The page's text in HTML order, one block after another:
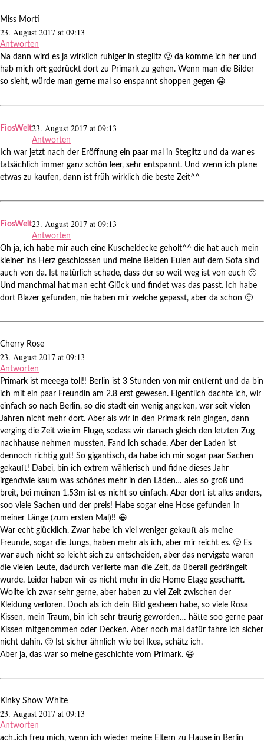
Miss Morti
23. August 2017 at 09:13
Antworten
Na dann wird es ja wirklich ruhiger in steglitz 🙂 da komme ich her und
hab mich oft gedrückt dort zu Primark zu gehen. Wenn man die Bilder
so sieht, würde man gerne mal so enspannt shoppen gegen 😀
FiosWelt23. August 2017 at 09:13
Antworten
Ich war jetzt nach der Eröffnung ein paar mal in Steglitz und da war es
tatsächlich immer ganz schön leer, sehr entspannt. Und wenn ich plane
etwas zu kaufen, dann ist früh wirklich die beste Zeit^^
FiosWelt23. August 2017 at 09:13
Antworten
Oh ja, ich habe mir auch eine Kuscheldecke geholt^^ die hat auch mein
kleiner ins Herz geschlossen und meine Beiden Eulen auf dem Sofa sind
auch von da. Ist natürlich schade, dass der so weit weg ist von euch 🙁
Und manchmal hat man echt Glück und findet was das passt. Ich habe
dort Blazer gefunden, nie haben mir welche gepasst, aber da schon 🙂
Cherry Rose
23. August 2017 at 09:13
Antworten
Primark ist meeega toll!! Berlin ist 3 Stunden von mir entfernt und da bin
ich mit ein paar Freundin am 2.8 erst gewesen. Eigentlich dachte ich, wir
einfach so nach Berlin, so die stadt ein wenig angcken, war seit vielen
Jahren nicht mehr dort. Aber als wir in den Primark rein gingen, dann
verging die Zeit wie im Fluge, sodass wir danach gleich den letzten Zug
nachhause nehmen mussten. Fand ich schade. Aber der Laden ist
dennoch richtig gut! So gigantisch, da habe ich mir sogar paar Sachen
gekauft! Dabei, bin ich extrem wählerisch und fidne dieses Jahr
irgendwie kaum was schönes mehr in den Läden… ales so groß und
breit, bei meinen 1.53m ist es nicht so einfach. Aber dort ist alles anders,
soo viele Sachen und der preis! Habe sogar eine Hose gefunden in
meiner Länge (zum ersten Mal)!! 😀
War echt glücklich. Zwar habe ich viel weniger gekauft als meine
Freunde, sogar die Jungs, haben mehr als ich, aber mir reicht es. 🙂 Es
war auch nicht so leicht sich zu entscheiden, aber das nervigste waren
die vielen Leute, dadurch verlierte man die Zeit, da überall gedrängelt
wurde. Leider haben wir es nicht mehr in die Home Etage geschafft.
Wollte ich zwar sehr gerne, aber haben zu viel Zeit zwischen der
Kleidung verloren. Doch als ich dein Bild gesheen habe, so viele Rosa
Kissen, mein Traum, bin ich sehr traurig geworden… hätte soo gerne paar
Kissen mitgenommen oder Decken. Aber noch mal dafür fahre ich sicher
nicht dahin. 🙂 Ist sicher ähnlich wie bei Ikea, schätz ich.
Aber ja, das war so meine geschichte vom Primark. 😀
Kinky Show White
23. August 2017 at 09:13
Antworten
ach..ich freu mich, wenn ich wieder meine Eltern zu Hause in Berlin